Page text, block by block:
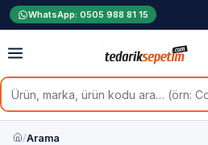
WhatsApp: 0505 988 81 15
/Arama